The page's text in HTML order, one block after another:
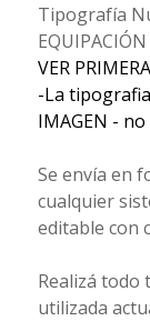
Tipografía
EQUIPACIÓN
VER
-La tipografia
IMAGEN -
Se envía en
cualquier
editable con
Realizá todo
utilizada